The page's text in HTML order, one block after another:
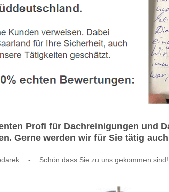
Profi für Dachreinigungen und
Gerne werden wir für Sie tätig
- Schön dass Sie zu uns gekommen sind!